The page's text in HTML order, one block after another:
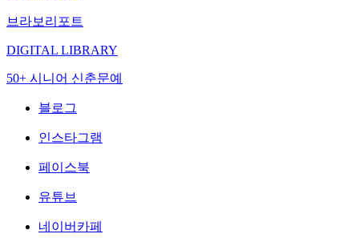
브라보리포트
DIGITAL LIBRARY
50+ 시니어 신춘문예
블로그
인스타그램
페이스북
유튜브
네이버카페